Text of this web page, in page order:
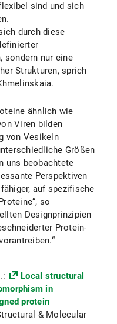
sind und sich
durch diese
sondern nur eine
Strukturen, sprich
ähnlich wie
Viren bilden
von Vesikeln
Größen
uns beobachtete
Perspektiven
auf spezifische
so
Designprinzipien
Protein-
Local structural
in
protein
& Molecular